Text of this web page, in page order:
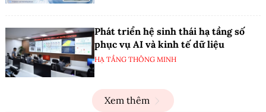
Phát triển hệ sinh thái hạ tầng số
phục vụ AI và kinh tế dữ liệu
HẠ TẦNG THÔNG MINH
Xem thêm